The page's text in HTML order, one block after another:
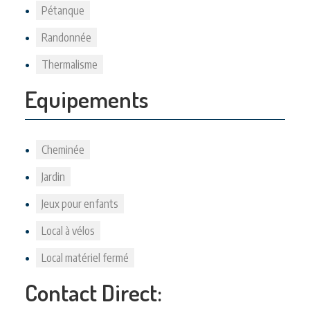
Pétanque
Randonnée
Thermalisme
Equipements
Cheminée
Jardin
Jeux pour enfants
Local à vélos
Local matériel fermé
Contact Direct: